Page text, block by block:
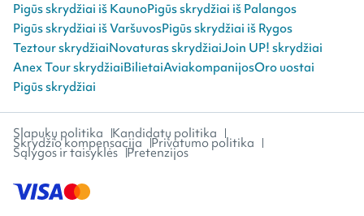
Pigūs skrydžiai iš KaunoPigūs skrydžiai iš Palangos
Pigūs skrydžiai iš VaršuvosPigūs skrydžiai iš Rygos
Teztour skrydžiaiNovaturas skrydžiaiJoin UP! skrydžiai
Anex Tour skrydžiaiBilietaiAviakompanijosOro uostai
Pigūs skrydžiai
Slapukų politika Kandidatų politika
Skrydžio kompensacija Privatumo politika
Sąlygos ir taisyklės Pretenzijos